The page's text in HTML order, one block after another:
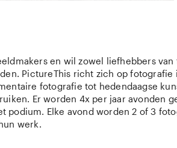
en wil zowel liefhebbers van
PictureThis richt zich op fotografie
fotografie tot hedendaagse
Er worden 4x per jaar avonden
podium. Elke avond worden 2 of 3
werk.